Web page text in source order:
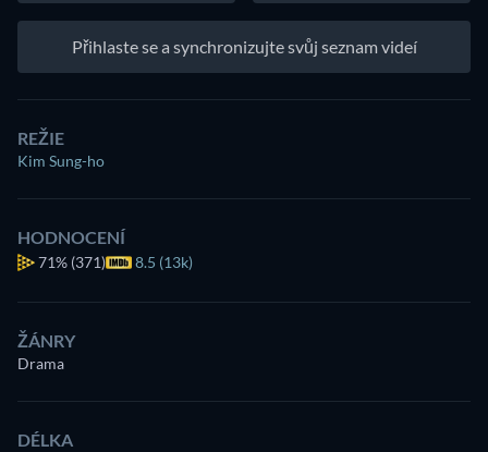
Přihlaste se a synchronizujte svůj seznam videí
REŽIE
Kim Sung-ho
HODNOCENÍ
71% (371) 8.5 (13k)
ŽÁNRY
Drama
DÉLKA